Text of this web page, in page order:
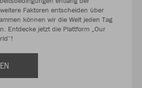
Faktoren entscheiden über
können wir die Welt jeden Tag
Entdecke jetzt die Plattform „Our